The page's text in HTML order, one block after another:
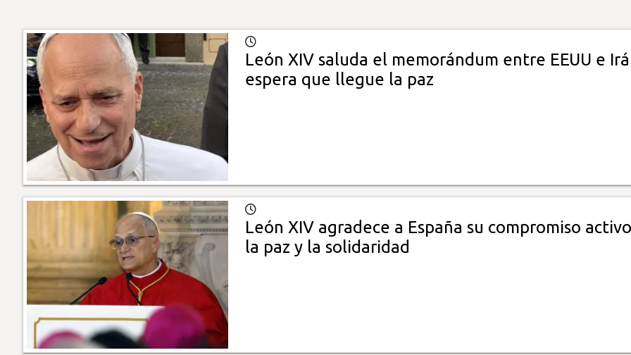
León XIV saluda el memorándum entre EEUU e
espera que llegue la paz
León XIV agradece a España su compromiso
la paz y la solidaridad